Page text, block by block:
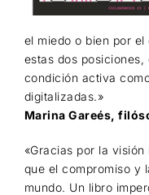
el miedo o bien por
estas dos
condición activa
digitalizadas.»
Marina Gareés,
«Gracias por la
que el compromiso y
mundo. Un libro